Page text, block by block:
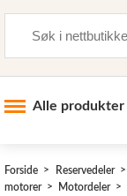
Alle produkter
Skogsutstyr
Forside Reservedeler
motorer
Motordeler